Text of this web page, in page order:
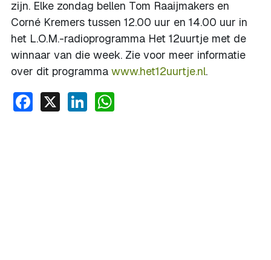
zijn. Elke zondag bellen Tom Raaijmakers en
Corné Kremers tussen 12.00 uur en 14.00 uur in
het L.O.M.-radioprogramma Het 12uurtje met de
winnaar van die week. Zie voor meer informatie
over dit programma www.het12uurtje.nl.
Facebook
X LinkedIn